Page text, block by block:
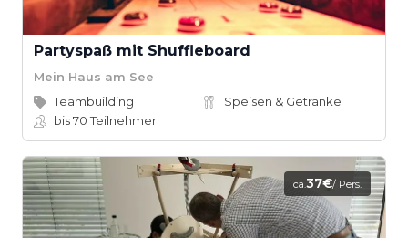
Partyspaß mit Shuffleboard
Mein Haus am See
Teambuilding
Speisen & Getränke
bis 70Teilnehmer
ca.37€/ Pers.